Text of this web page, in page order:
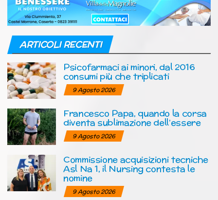
ARTICOLI RECENTI
Psicofarmaci ai minori, dal 2016
consumi più che triplicati
9 Agosto 2026
Francesco Papa, quando la corsa
diventa sublimazione dell’essere
9 Agosto 2026
Commissione acquisizioni tecniche
Asl Na 1, il Nursing contesta le
nomine
9 Agosto 2026